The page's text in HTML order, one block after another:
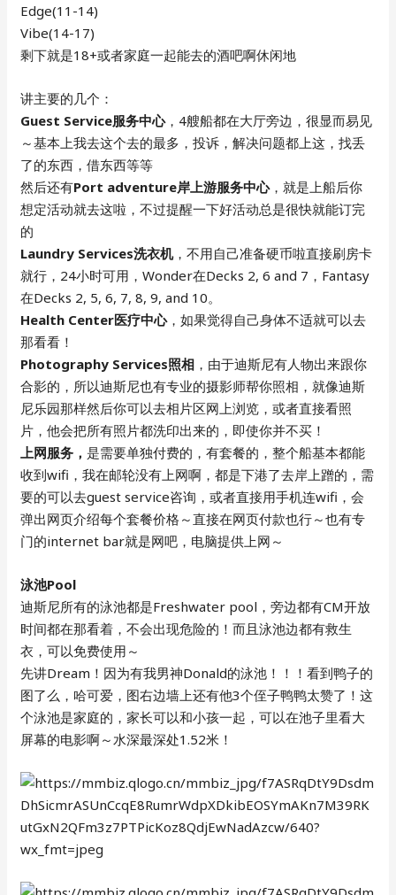
Edge(11-14)
Vibe(14-17)
剩下就是18+或者家庭一起能去的酒吧啊休闲地
讲主要的几个：
Guest Service服务中心，4艘船都在大厅旁边，很显而易见
～基本上我去这个去的最多，投诉，解决问题都上这，找丢
了的东西，借东西等等
然后还有Port adventure岸上游服务中心，就是上船后你
想定活动就去这啦，不过提醒一下好活动总是很快就能订完
的
Laundry Services洗衣机，不用自己准备硬币啦直接刷房卡
就行，24小时可用，Wonder在Decks 2, 6 and 7，Fantasy
在Decks 2, 5, 6, 7, 8, 9, and 10。
Health Center医疗中心，如果觉得自己身体不适就可以去
那看看！
Photography Services照相 ，由于迪斯尼有人物出来跟你
合影的，所以迪斯尼也有专业的摄影师帮你照相，就像迪斯
尼乐园那样然后你可以去相片区网上浏览，或者直接看照
片，他会把所有照片都洗印出来的，即使你并不买！
上网服务， 是需要单独付费的，有套餐的，整个船基本都能
收到wifi，我在邮轮没有上网啊，都是下港了去岸上蹭的，需
要的可以去guest service咨询，或者直接用手机连wifi，会
弹出网页介绍每个套餐价格～直接在网页付款也行～也有专
门的internet bar就是网吧，电脑提供上网～
泳池Pool
迪斯尼所有的泳池都是Freshwater pool，旁边都有CM开放
时间都在那看着，不会出现危险的！而且泳池边都有救生
衣，可以免费使用～
先讲Dream！因为有我男神Donald的泳池！！！看到鸭子的
图了么，哈可爱，图右边墙上还有他3个侄子鸭鸭太赞了！这
个泳池是家庭的，家长可以和小孩一起，可以在池子里看大
屏幕的电影啊～水深最深处1.52米！